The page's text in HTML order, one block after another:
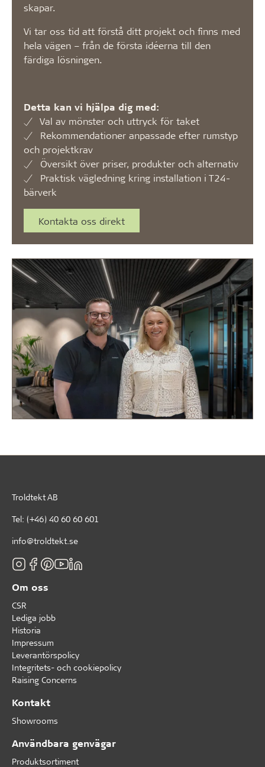
skapar.
Vi tar oss tid att förstå ditt projekt och finns med
hela vägen – från de första idéerna till den
färdiga lösningen.
Detta kan vi hjälpa dig med:
Val av mönster och uttryck för taket
Rekommendationer anpassade efter rumstyp
och projektkrav
Översikt över priser, produkter och alternativ
Praktisk vägledning kring installation i T24-
bärverk
Kontakta oss direkt
Troldtekt AB
Tel: (+46) 40 60 60 601
info@troldtekt.se
Om oss
CSR
Lediga jobb
Historia
Impressum
Leverantörspolicy
Integritets- och cookiepolicy
Raising Concerns
Kontakt
Showrooms
Användbara genvägar
Produktsortiment